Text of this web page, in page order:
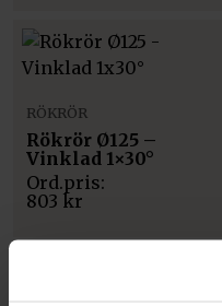
RÖKRÖR
Rökrör Ø125 –
Vinklad 1×30°
803 kr